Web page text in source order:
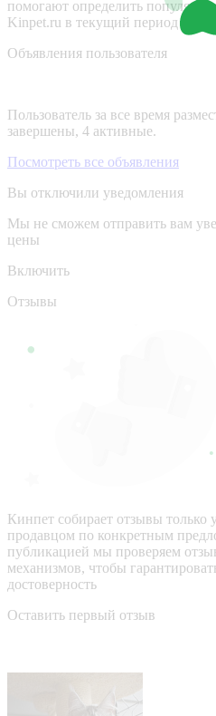
помогают определить
Kinpet.ru в текущий период
Объявления пользователя
Пользователь за все время
завершены, 4 активные.
Посмотреть все объявления
Вы отключили уведомления
Мы не сможем отправить вам
цены
Включить
Отзывы
Кинпет собирает отзывы только
продавцом по конкретным
публикацией мы проверяем
механизмов, чтобы
достоверность
Оставить первый отзыв